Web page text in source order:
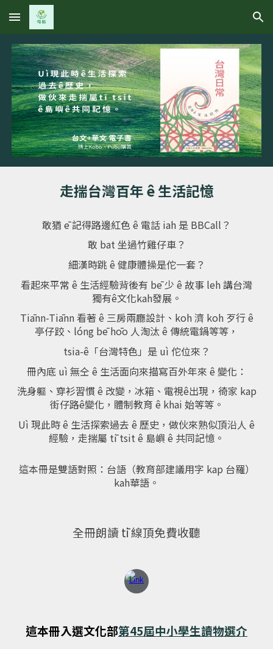
Skip to main content Skip to navigation
走揣台灣百年 ê 生活記憶
敢猶ē記得路邊紅色 ê 電話 iah 是 BBCall ？
敢 bat 坐過竹雞仔車？
細漢時跳 ê 健康體操是佗一套？
看起來平常 ê 生活經驗背後有 bē少 ê 故事 leh講台灣
獨有ê文化kah發展。
Tiānn-Tiānn 看著 ê 三房兩廳設計、 koh濟 koh 歹行 ê
亭仔跤、 lóng bē hōo 人淘汰 ê 傳統電鍋等等，
tsia-ê 「台灣特色」是 uì 佗位來？
冊內底 uì 無仝 ê 生活面向來描寫百外年來 ê 變化：
洗身軀、穿衫習慣 ê 改變，冰箱、電視ê出現，徛家 kap
街仔路ê變化，體制教育 ê khai 始等等。
Uì 現此時 ê 生活探索過去 ê 歷史，做伙來熟似頂沿人 ê
經驗，走揣屬 tī tsit ê 島嶼 ê 共同記憶。
這本冊是雙語對照：台語（教育部建議用字 kap 台羅）
kah華語。
全冊朗讀 tī 線頂免費收聽
這本冊入選文化部第45屆中小學生讀物選介